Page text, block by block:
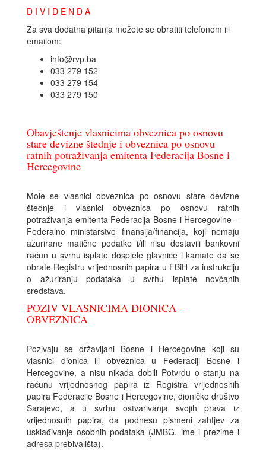
D I V I D E N D A
Za sva dodatna pitanja možete se obratiti telefonom ili
emailom:
info@rvp.ba
033 279 152
033 279 154
033 279 150
Obavještenje vlasnicima obveznica po osnovu
stare devizne štednje i obveznica po osnovu
ratnih potraživanja emitenta Federacija Bosne i
Hercegovine
Mole se vlasnici obveznica po osnovu stare devizne
štednje i vlasnici obveznica po osnovu ratnih
potraživanja emitenta Federacija Bosne i Hercegovine –
Federalno ministarstvo finansija/financija, koji nemaju
ažurirane matične podatke i/ili nisu dostavili bankovni
račun u svrhu isplate dospjele glavnice i kamate da se
obrate Registru vrijednosnih papira u FBiH za instrukciju
o ažuriranju podataka u svrhu isplate novčanih
sredstava.
POZIV VLASNICIMA DIONICA -
OBVEZNICA
Pozivaju se državljani Bosne i Hercegovine koji su
vlasnici dionica ili obveznica u Federaciji Bosne i
Hercegovine, a nisu nikada dobili Potvrdu o stanju na
računu vrijednosnog papira iz Registra vrijednosnih
papira Federacije Bosne i Hercegovine, dioničko društvo
Sarajevo, a u svrhu ostvarivanja svojih prava iz
vrijednosnih papira, da podnesu pismeni zahtjev za
usklađivanje osobnih podataka (JMBG, ime i prezime i
adresa prebivališta).